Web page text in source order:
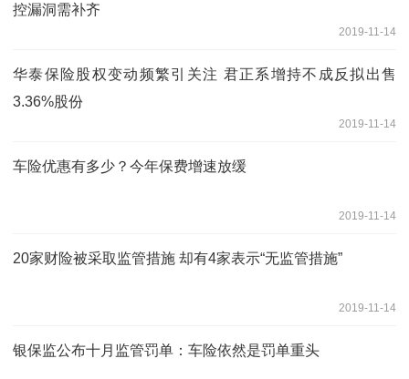
控漏洞需补齐
2019-11-14
华泰保险股权变动频繁引关注 君正系增持不成反拟出售
3.36%股份
2019-11-14
车险优惠有多少？今年保费增速放缓
2019-11-14
20家财险被采取监管措施 却有4家表示“无监管措施”
2019-11-14
银保监公布十月监管罚单：车险依然是罚单重头